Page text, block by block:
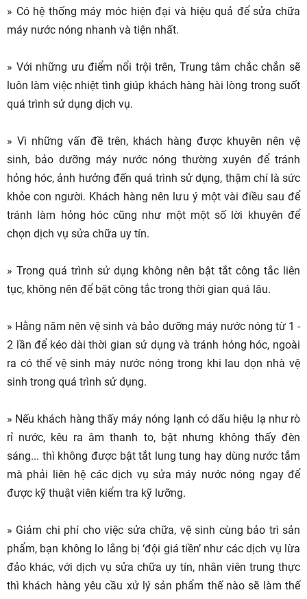
» Có hệ thống máy móc hiện đại và hiệu quả để sửa chữa
máy nước nóng nhanh và tiện nhất.
» Với những ưu điểm nổi trội trên, Trung tâm chắc chắn sẽ
luôn làm việc nhiệt tình giúp khách hàng hài lòng trong suốt
quá trình sử dụng dịch vụ.
» Vì những vấn đề trên, khách hàng được khuyên nên vệ
sinh, bảo dưỡng máy nước nóng thường xuyên để tránh
hỏng hóc, ảnh hưởng đến quá trình sử dụng, thậm chí là sức
khỏe con người. Khách hàng nên lưu ý một vài điều sau để
tránh làm hỏng hóc cũng như một một số lời khuyên để
chọn dịch vụ sửa chữa uy tín.
» Trong quá trình sử dụng không nên bật tắt công tắc liên
tục, không nên để bật công tắc trong thời gian quá lâu.
» Hằng năm nên vệ sinh và bảo dưỡng máy nước nóng từ 1 -
2 lần để kéo dài thời gian sử dụng và tránh hỏng hóc, ngoài
ra có thể vệ sinh máy nước nóng trong khi lau dọn nhà vệ
sinh trong quá trình sử dụng.
» Nếu khách hàng thấy máy nóng lạnh có dấu hiệu lạ như rò
rỉ nước, kêu ra âm thanh to, bật nhưng không thấy đèn
sáng... thì không được bật tắt lung tung hay dùng nước tắm
mà phải liên hệ các dịch vụ sửa máy nước nóng ngay để
được kỹ thuật viên kiểm tra kỹ lưỡng.
» Giảm chi phí cho việc sửa chữa, vệ sinh cùng bảo trì sản
phẩm, bạn không lo lắng bị ‘đội giá tiền’ như các dịch vụ lừa
đảo khác, với dịch vụ sửa chữa uy tín, nhân viên trung thực
thì khách hàng yêu cầu xử lý sản phẩm thế nào sẽ làm thế